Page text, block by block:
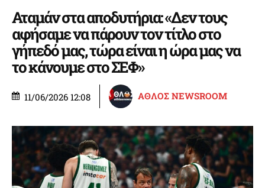
Αταμάν στα αποδυτήρια: «Δεν τους
αφήσαμε να πάρουν τον τίτλο στο
γήπεδό μας, τώρα είναι η ώρα μας να
το κάνουμε στο ΣΕΦ»
11/06/2026 12:08 ΑΘΛΟΣ NEWSROOM